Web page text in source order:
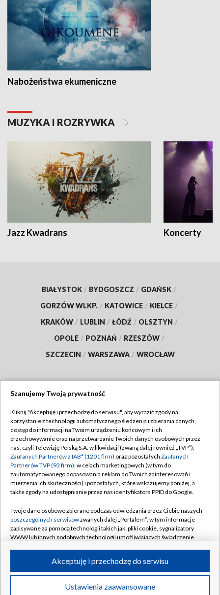
Nabożeństwa ekumeniczne
MUZYKA I ROZRYWKA
Jazz Kwadrans Koncerty
BIAŁYSTOK / BYDGOSZCZ / GDAŃSK /
GORZÓW WLKP. / KATOWICE / KIELCE /
KRAKÓW / LUBLIN / ŁÓDŹ / OLSZTYN /
OPOLE / POZNAŃ / RZESZÓW /
SZCZECIN / WARSZAWA / WROCŁAW
TVP
Abonament TVP
Emisja w TVP
Centrum informacji TVP
Naziemna Telewizja Cyfrowa
Rada Programowa
System NOS
Informacje o nadawcy
Program dla prasy
Regulamin TVP
Polityka prywatności
Moje zgody
Pomoc
Kontakt
Kanały
©2026 Telewizja Polska S.A. w likwidacji
Szanujemy Twoją prywatność
Kliknij "Akceptuję i przechodzę do serwisu", aby wyrazić zgody na
korzystanie z technologii automatycznego śledzenia i zbierania danych,
dostęp do informacji na Twoim urządzeniu końcowym i ich
przechowywanie oraz na przetwarzanie Twoich danych osobowych przez
nas, czyli Telewizję Polską S.A. w likwidacji (zwaną dalej również „TVP”),
Zaufanych Partnerów z IAB* (1201 firm) oraz pozostałych Zaufanych
Partnerów TVP (93 firm), w celach marketingowych (w tym do
zautomatyzowanego dopasowania reklam do Twoich zainteresowań i
mierzenia ich skuteczności) i pozostałych, które wskazujemy poniżej, a
także zgody na udostępnianie przez nas identyfikatora PPID do Google.
Twoje dane osobowe zbierane podczas odwiedzania przez Ciebie naszych
poszczególnych serwisówzwanych dalej „Portalem”, w tym informacje
zapisywane za pomocą technologii takich jak: pliki cookie, sygnalizatory
WWW lub innych podobnych technologii umożliwiających świadczenie
ruchu w Internecie.
Twoje dane osobowe zbierane podczas odwiedzania przez Ciebie
poszczególnych serwisówna Portalu, takie jak adresy IP, identyfikatory
Ustawienia zaawansowane
Akceptuję i przechodzę do serwisu